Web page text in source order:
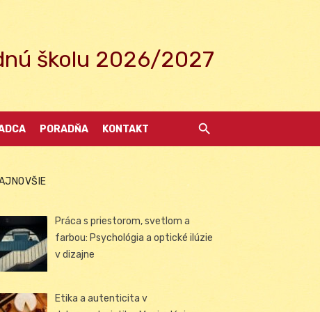
školu 2026/2027
PORADŇA KONTAKT
Práca s priestorom, svetlom a
farbou: Psychológia a optické ilúzie
v dizajne
Etika a autenticita v